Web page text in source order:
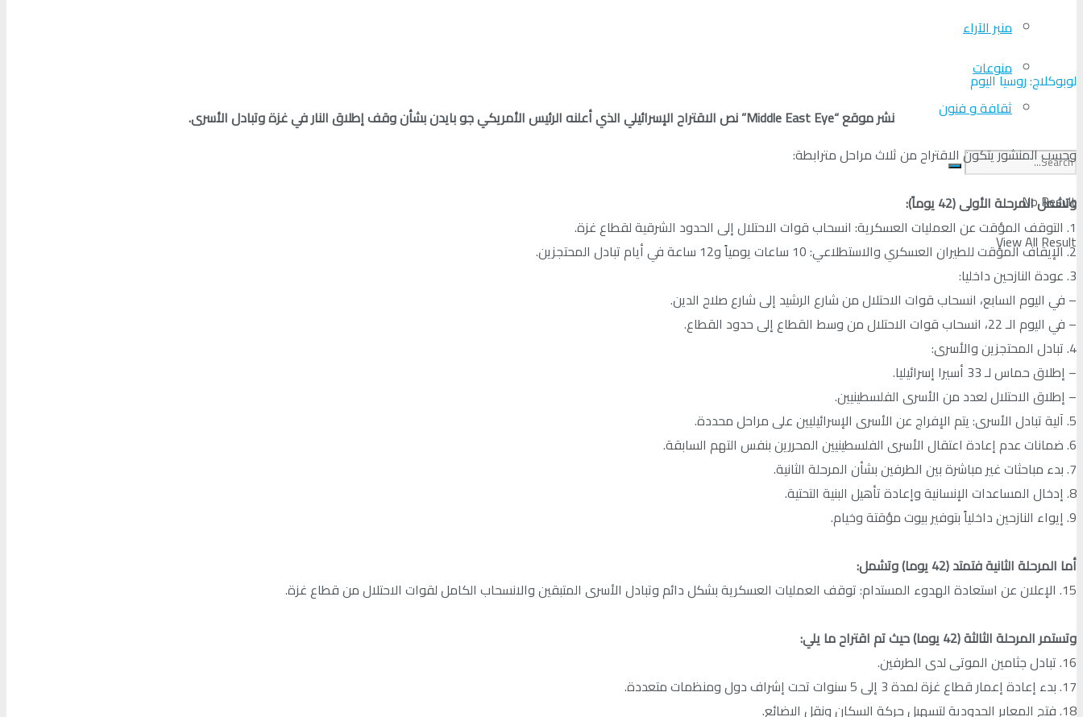
منبر الآراء
منوعات
ثقافة و فنون
No Result
View All Result
لوبوكلاج: روسيا اليوم
نشر موقع “Middle East Eye” نص الاقتراح الإسرائيلي الذي أعلنه الرئيس الأمريكي جو بايدن بشأن وقف إطلاق النار في غزة وتبادل الأسرى.
وحسب المنشور يتكون الاقتراح من ثلاث مراحل مترابطة:
وتشمل المرحلة الأولى (42 يوماً):
1. التوقف المؤقت عن العمليات العسكرية: انسحاب قوات الاحتلال إلى الحدود الشرقية لقطاع غزة.
2. الإيقاف المؤقت للطيران العسكري والاستطلاعي: 10 ساعات يومياً و12 ساعة في أيام تبادل المحتجزين.
3. عودة النازحين داخليا:
– في اليوم السابع، انسحاب قوات الاحتلال من شارع الرشيد إلى شارع صلاح الدين.
– في اليوم الـ 22، انسحاب قوات الاحتلال من وسط القطاع إلى حدود القطاع.
4. تبادل المحتجزين والأسرى:
– إطلاق حماس لـ 33 أسيرا إسرائيليا.
– إطلاق الاحتلال لعدد من الأسرى الفلسطينيين.
5. آلية تبادل الأسرى: يتم الإفراج عن الأسرى الإسرائيليين على مراحل محددة.
6. ضمانات عدم إعادة اعتقال الأسرى الفلسطينيين المحررين بنفس التهم السابقة.
7. بدء مباحثات غير مباشرة بين الطرفين بشأن المرحلة الثانية.
8. إدخال المساعدات الإنسانية وإعادة تأهيل البنية التحتية.
9. إيواء النازحين داخلياً بتوفير بيوت مؤقتة وخيام.
أما المرحلة الثانية فتمتد (42 يوما) وتشمل:
15. الإعلان عن استعادة الهدوء المستدام: توقف العمليات العسكرية بشكل دائم وتبادل الأسرى المتبقين والانسحاب الكامل لقوات الاحتلال من قطاع غزة.
وتستمر المرحلة الثالثة (42 يوما) حيث تم اقتراح ما يلي:
16. تبادل جثامين الموتى لدى الطرفين.
17. بدء إعادة إعمار قطاع غزة لمدة 3 إلى 5 سنوات تحت إشراف دول ومنظمات متعددة.
18. فتح المعابر الحدودية لتسهيل حركة السكان ونقل البضائع.